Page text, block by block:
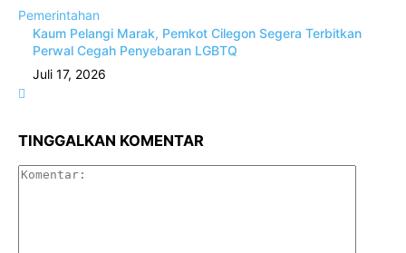
Pemerintahan
Kaum Pelangi Marak, Pemkot Cilegon Segera Terbitkan
Perwal Cegah Penyebaran LGBTQ
Juli 17, 2026
TINGGALKAN KOMENTAR